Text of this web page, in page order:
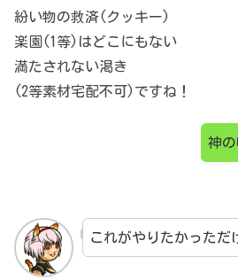
紛い物の救済(クッキー)
楽園(1等)はどこにもない
満たされない渇き
(2等素材宅配不可)ですね！
神の
これがやりたかっただ